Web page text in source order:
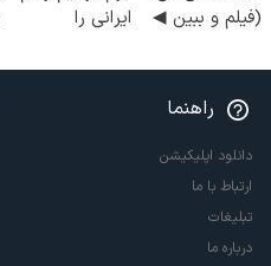
(فیلم و ببین ◀
پرکن)
ایرانی را
راهنما
دانلود اپلیکیشن
ارتباط با ما
تبلیغات
درباره ما